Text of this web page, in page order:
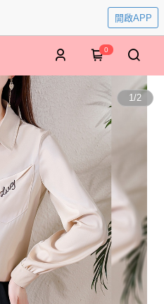
開啟APP
0
1/2